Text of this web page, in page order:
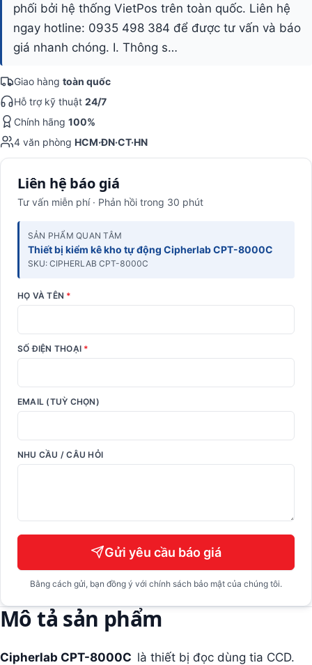
phối bởi hệ thống VietPos trên toàn quốc. Liên hệ
ngay hotline: 0935 498 384 để được tư vấn và báo
giá nhanh chóng. I. Thông s…
Giao hàng toàn quốc
Hỗ trợ kỹ thuật 24/7
Chính hãng 100%
4 văn phòng HCM·ĐN·CT·HN
Liên hệ báo giá
Tư vấn miễn phí · Phản hồi trong 30 phút
SẢN PHẨM QUAN TÂM
Thiết bị kiểm kê kho tự động Cipherlab CPT-8000C
SKU: CIPHERLAB CPT-8000C
HỌ VÀ TÊN *
SỐ ĐIỆN THOẠI *
EMAIL (TUỲ CHỌN)
NHU CẦU / CÂU HỎI
Gửi yêu cầu báo giá
Bằng cách gửi, bạn đồng ý với chính sách bảo mật của chúng tôi.
Mô tả sản phẩm
Cipherlab CPT-8000C là thiết bị đọc dùng tia CCD.